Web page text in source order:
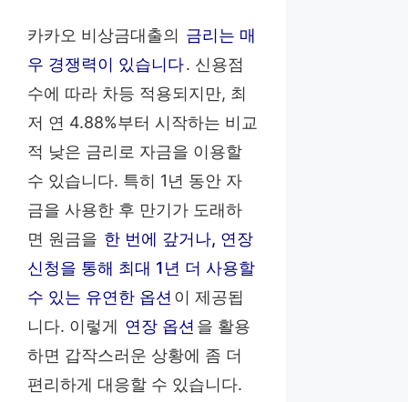
카카오 비상금대출의 금리는 매
우 경쟁력이 있습니다. 신용점
수에 따라 차등 적용되지만, 최
저 연 4.88%부터 시작하는 비교
적 낮은 금리로 자금을 이용할
수 있습니다. 특히 1년 동안 자
금을 사용한 후 만기가 도래하
면 원금을 한 번에 갚거나, 연장
신청을 통해 최대 1년 더 사용할
수 있는 유연한 옵션 이 제공됩
니다. 이렇게 연장 옵션 을 활용
하면 갑작스러운 상황에 좀 더
편리하게 대응할 수 있습니다.